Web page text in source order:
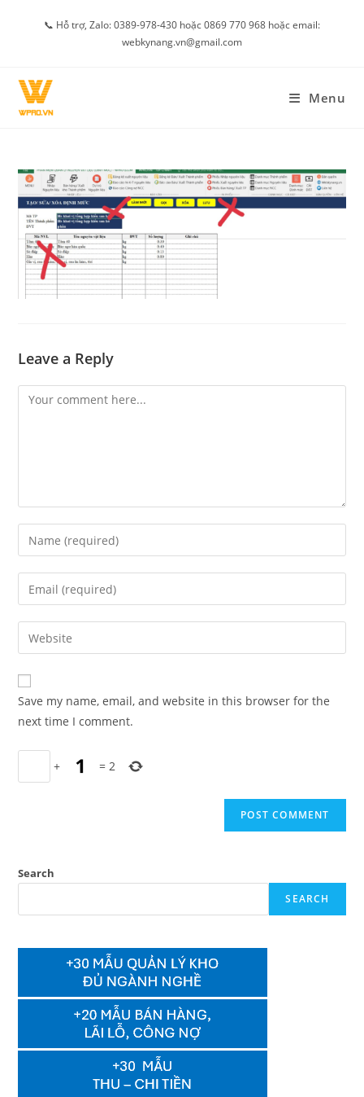
📞 Hỗ trợ, Zalo: 0389-978-430 hoặc 0869 770 968 hoặc email:
webkynang.vn@gmail.com
Menu
Leave a Reply
Comment
Enter
your
name
comment
Enter
your
email
address
comment
Enter
your
website
URL
(optional)
Save my name, email, and website in this browser for the
next time I comment.
+ =2
Search
SEARCH